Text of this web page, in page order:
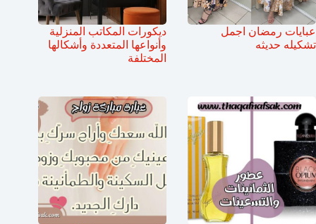
عبايات رمضان اجمل
تشكيله حديثه
ديكورات المكاتب المنزلية
وأنواعها المتعددة وأشكالها
المختلفة